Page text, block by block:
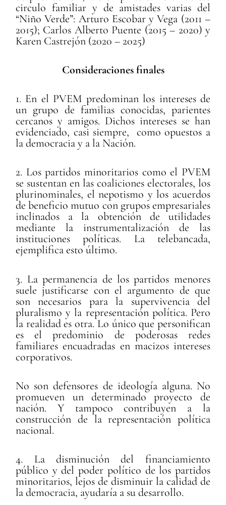
circulo familiar y de amistades varias del
“Niño Verde”: Arturo Escobar y Vega (2011 –
2015); Carlos Alberto Puente (2015 – 2020) y
Karen Castrejón (2020 – 2025)
Consideraciones finales
1. En el PVEM predominan los intereses de
un grupo de familias conocidas, parientes
cercanos y amigos. Dichos intereses se han
evidenciado, casi siempre, como opuestos a
la democracia y a la Nación.
2. Los partidos minoritarios como el PVEM
se sustentan en las coaliciones electorales, los
plurinominales, el nepotismo y los acuerdos
de beneficio mutuo con grupos empresariales
inclinados a la obtención de utilidades
mediante la instrumentalización de las
instituciones políticas. La telebancada,
ejemplifica esto último.
3. La permanencia de los partidos menores
suele justificarse con el argumento de que
son necesarios para la supervivencia del
pluralismo y la representación política. Pero
la realidad es otra. Lo único que personifican
es el predominio de poderosas redes
familiares encuadradas en macizos intereses
corporativos.
No son defensores de ideología alguna. No
promueven un determinado proyecto de
nación. Y tampoco contribuyen a la
construcción de la representación política
nacional.
4. La disminución del financiamiento
público y del poder político de los partidos
minoritarios, lejos de disminuir la calidad de
la democracia, ayudaría a su desarrollo.